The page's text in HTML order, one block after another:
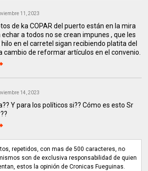
11, 2023
de ka COPAR del puerto están en la mira
echar a todos no se crean impunes , que les
en el carretel sigan recibiendo platita del
cambio de reformar artículos en el convenio.
14, 2023
Y para los políticos si?? Cómo es esto Sr
repetidos, con mas de 500 caracteres, no
son de exclusiva responsabilidad de quien
estos la opinión de Cronicas Fueguinas.